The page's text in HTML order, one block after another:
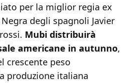
per la miglior regia ex
degli spagnoli Javier
Mubi distribuirà
americane in autunno,
crescente peso
produzione italiana